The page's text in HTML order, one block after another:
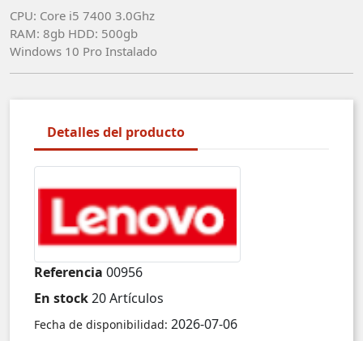
CPU: Core i5 7400 3.0Ghz
RAM: 8gb HDD: 500gb
Windows 10 Pro Instalado
Detalles del producto
Referencia 00956
En stock20 Artículos
Fecha de disponibilidad: 2026-07-06